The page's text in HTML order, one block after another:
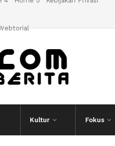
Kultur Fokus